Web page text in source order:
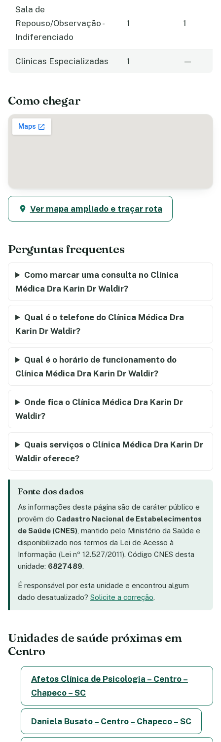
Sala de
Repouso/Observação -
Indiferenciado
1 1
Clinicas Especializadas 1 —
Como chegar
Ver mapa ampliado e traçar rota
Perguntas frequentes
Como marcar uma consulta no Clínica
Médica Dra Karin Dr Waldir?
Qual é o telefone do Clínica Médica Dra
Karin Dr Waldir?
Qual é o horário de funcionamento do
Clínica Médica Dra Karin Dr Waldir?
Onde fica o Clínica Médica Dra Karin Dr
Waldir?
Quais serviços o Clínica Médica Dra Karin Dr
Waldir oferece?
Fonte dos dados
As informações desta página são de caráter público e
provêm do Cadastro Nacional de Estabelecimentos
de Saúde (CNES) , mantido pelo Ministério da Saúde e
disponibilizado nos termos da Lei de Acesso à
Informação (Lei nº 12.527/2011). Código CNES desta
unidade: 6827489.
É responsável por esta unidade e encontrou algum
dado desatualizado? Solicite a correção.
Unidades de saúde próximas em
Centro
Afetos Clínica de Psicologia – Centro –
Chapeco – SC
Daniela Busato – Centro – Chapeco – SC